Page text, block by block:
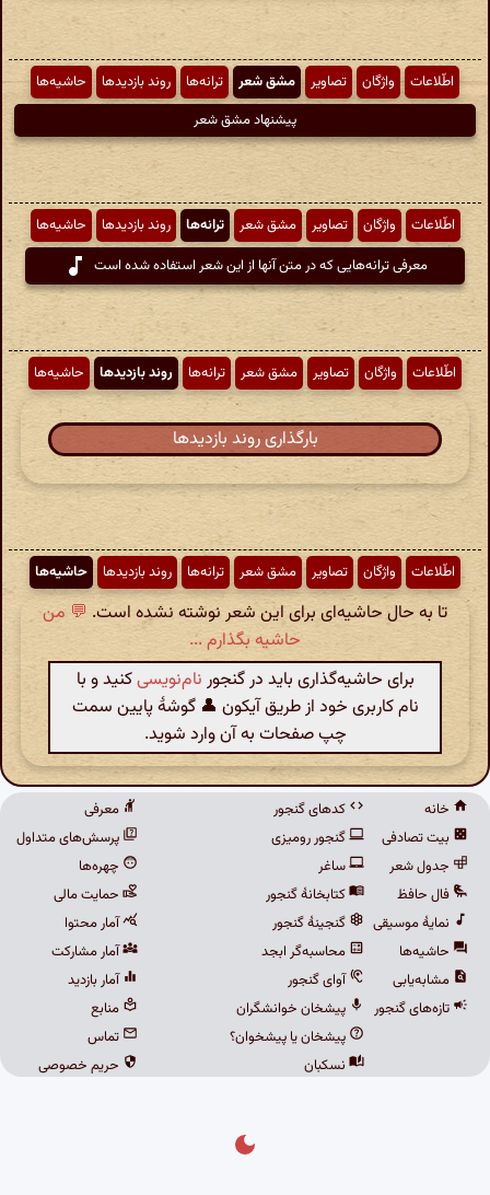
اطّلاعات واژگان تصاویر مشق شعر ترانه‌ها روند بازدیدها
حاشیه‌ها
پیشنهاد مشق شعر
اطّلاعات واژگان تصاویر مشق شعر ترانه‌ها روند بازدیدها
حاشیه‌ها
معرفی ترانه‌هایی که در متن آنها از این شعر استفاده شده است
اطّلاعات واژگان تصاویر مشق شعر ترانه‌ها روند بازدیدها حاشیه‌ها
بارگذاری روند بازدیدها
اطّلاعات واژگان تصاویر مشق شعر ترانه‌ها روند بازدیدها حاشیه‌ها
تا به حال حاشیه‌ای برای این شعر نوشته نشده است. 💬 من
حاشیه بگذارم ...
برای حاشیه‌گذاری باید در گنجور نام‌نویسیکنید و با
نام کاربری خود از طریق آیکون 👤 گوشهٔ پایین سمت
چپ صفحات به آن وارد شوید.
خانه
بیت تصادفی
جدول شعر
فال حافظ
نمایهٔ موسیقی
حاشیه‌ها
مشابه‌یابی
تازه‌های گنجور
کدهای گنجور
گنجور رومیزی
ساغر
کتابخانهٔ گنجور
گنجینهٔ گنجور
محاسبه‌گر ابجد
آوای گنجور
پیشخان خوانشگران
پیشخان یا پیشخوان؟
نسکبان
معرفی
پرسش‌های متداول
چهره‌ها
حمایت مالی
آمار محتوا
آمار مشارکت
آمار بازدید
منابع
تماس
حریم خصوصی